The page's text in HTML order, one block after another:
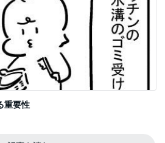
重要性